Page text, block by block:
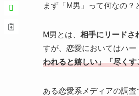
まず「M男」って何なの？
M男とは、 相手にリードさ
すが、恋愛においてはハ
われると嬉しい」「尽く
ある恋愛系メディアの調査